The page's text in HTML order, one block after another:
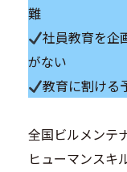
難
社員教育を企
がない
教育に割ける
全国ビルメンテ
ヒューマンスキ